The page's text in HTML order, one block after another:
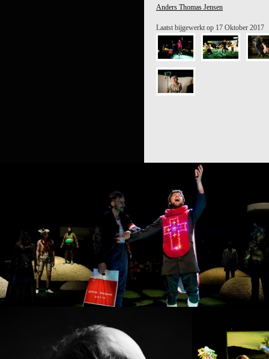
Anders Thomas Jensen
Laatst bijgewerkt op 17 Oktober 2017